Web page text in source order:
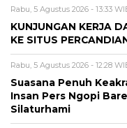
Rabu, 5 Agustus 2026 - 13:33
KUNJUNGAN KERJA
KE SITUS
Rabu, 5 Agustus 2026 - 12:28
Suasana Penuh
Insan Pers Ngopi
Silaturhami